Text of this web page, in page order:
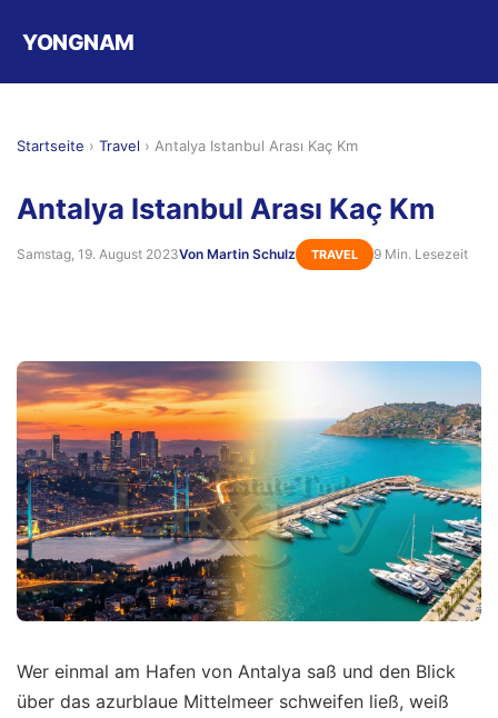
YONGNAM
Startseite › Travel › Antalya Istanbul Arası Kaç Km
Antalya Istanbul Arası Kaç Km
Samstag, 19. August 2023Von Martin Schulz TRAVEL 9 Min. Lesezeit
Wer einmal am Hafen von Antalya saß und den Blick
über das azurblaue Mittelmeer schweifen ließ, weiß